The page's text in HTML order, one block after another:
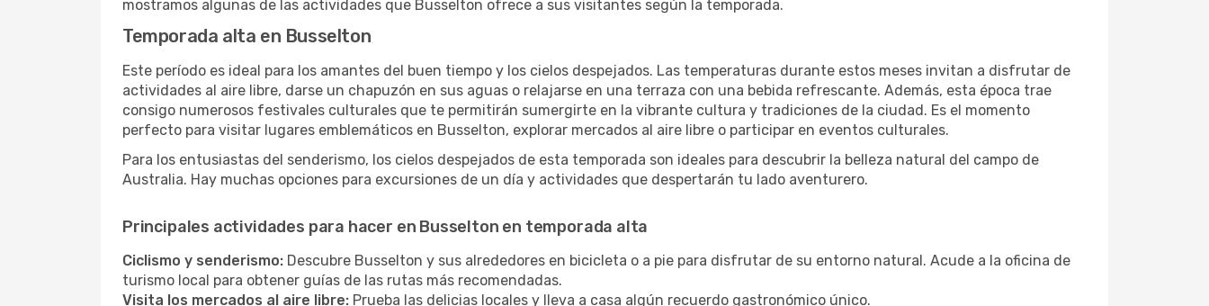
mostramos algunas de las actividades que Busselton ofrece a sus visitantes según la temporada.
Temporada alta en Busselton
Este período es ideal para los amantes del buen tiempo y los cielos despejados. Las temperaturas durante estos meses invitan a disfrutar de
actividades al aire libre, darse un chapuzón en sus aguas o relajarse en una terraza con una bebida refrescante. Además, esta época trae
consigo numerosos festivales culturales que te permitirán sumergirte en la vibrante cultura y tradiciones de la ciudad. Es el momento
perfecto para visitar lugares emblemáticos en Busselton, explorar mercados al aire libre o participar en eventos culturales.
Para los entusiastas del senderismo, los cielos despejados de esta temporada son ideales para descubrir la belleza natural del campo de
Australia. Hay muchas opciones para excursiones de un día y actividades que despertarán tu lado aventurero.
Principales actividades para hacer en Busselton en temporada alta
Ciclismo y senderismo: Descubre Busselton y sus alrededores en bicicleta o a pie para disfrutar de su entorno natural. Acude a la oficina de
turismo local para obtener guías de las rutas más recomendadas.
Visita los mercados al aire libre: Prueba las delicias locales y lleva a casa algún recuerdo gastronómico único.